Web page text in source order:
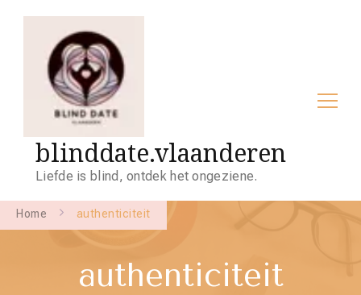
blinddate.vlaanderen
Liefde is blind, ontdek het ongeziene.
Home authenticiteit
authenticiteit